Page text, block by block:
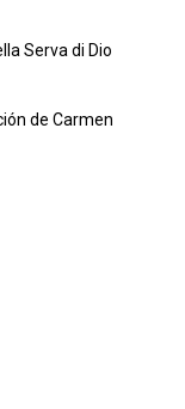
Serva di Dio
de Carmen